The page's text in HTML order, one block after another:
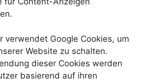
verwendet Google Cookies, um
Website zu schalten.
dieser Cookies werden
basierend auf ihren